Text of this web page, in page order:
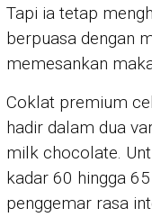
Tapi ia tetap
berpuasa dengan
memesankan
Coklat premium
hadir dalam dua
milk chocolate.
kadar 60 hingga
penggemar rasa